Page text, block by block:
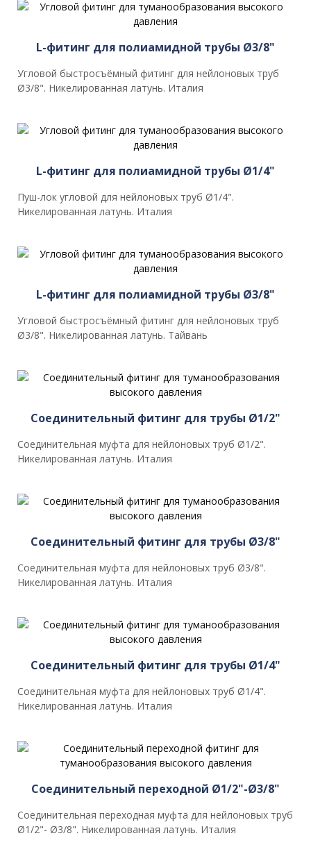
L-фитинг для полиамидной трубы Ø3/8"
Угловой быстросъёмный фитинг для нейлоновых труб
Ø3/8". Никелированная латунь. Италия
L-фитинг для полиамидной трубы Ø1/4"
Пуш-лок угловой для нейлоновых труб Ø1/4".
Никелированная латунь. Италия
L-фитинг для полиамидной трубы Ø3/8"
Угловой быстросъёмный фитинг для нейлоновых труб
Ø3/8". Никелированная латунь. Тайвань
Соединительный фитинг для трубы Ø1/2"
Соединительная муфта для нейлоновых труб Ø1/2".
Никелированная латунь. Италия
Соединительный фитинг для трубы Ø3/8"
Соединительная муфта для нейлоновых труб Ø3/8".
Никелированная латунь. Италия
Соединительный фитинг для трубы Ø1/4"
Соединительная муфта для нейлоновых труб Ø1/4".
Никелированная латунь. Италия
Соединительный переходной Ø1/2"-Ø3/8"
Соединительная переходная муфта для нейлоновых труб
Ø1/2"- Ø3/8". Никелированная латунь. Италия